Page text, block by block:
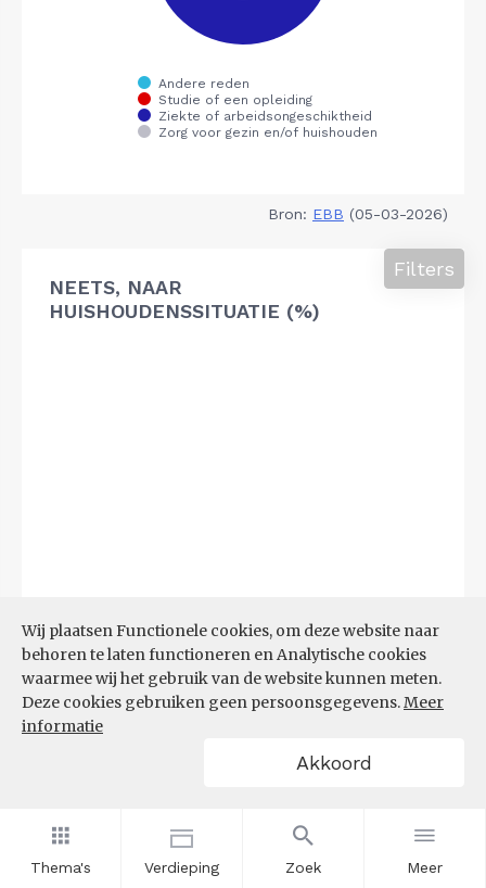
Thema's Verdieping Zoek Meer
Wij plaatsen Functionele cookies, om deze website naar
behoren te laten functioneren en Analytische cookies
waarmee wij het gebruik van de website kunnen meten.
Deze cookies gebruiken geen persoonsgegevens.Meer
informatie
Akkoord
Bron: EBB (05-03-2026)
NEETS, NAAR
HUISHOUDENSSITUATIE (%)
Filters